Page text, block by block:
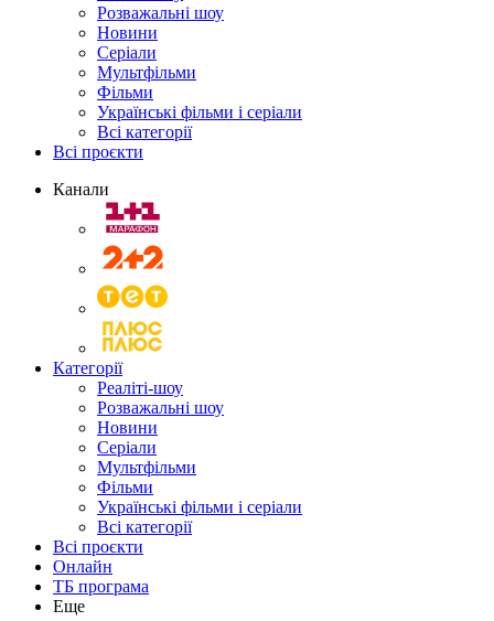
Розважальні шоу
Новини
Серіали
Мультфільми
Фільми
Українські фільми і серіали
Всі категорії
Всі проєкти
Канали
Категорії
Реаліті-шоу
Розважальні шоу
Новини
Серіали
Мультфільми
Фільми
Українські фільми і серіали
Всі категорії
Всі проєкти
Онлайн
ТБ програма
Еще